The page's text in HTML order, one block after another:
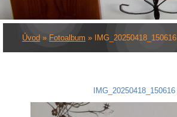
Úvod » Fotoalbum » IMG_20250418_150616
IMG_20250418_150616